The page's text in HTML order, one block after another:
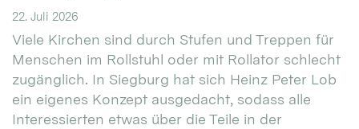
22. Juli 2026
Viele Kirchen sind durch Stufen und Treppen für
Menschen im Rollstuhl oder mit Rollator schlecht
zugänglich. In Siegburg hat sich Heinz Peter Lob
ein eigenes Konzept ausgedacht, sodass alle
Interessierten etwas über die Teile in der